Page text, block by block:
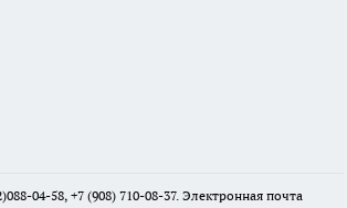
04-58, +7 (908) 710-08-37. Электронная почта